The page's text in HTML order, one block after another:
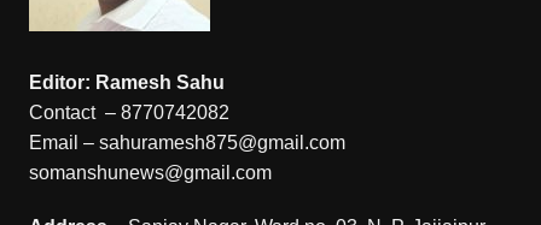
Editor: Ramesh Sahu
Contact – 8770742082
Email – sahuramesh875@gmail.com
somanshunews@gmail.com